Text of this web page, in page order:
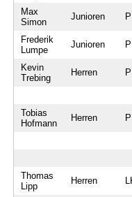
Max
Simon
Junioren
Frederik
Lumpe
Junioren
Kevin
Trebing
Herren
Tobias
Hofmann
Herren
Thomas
Lipp
Herren